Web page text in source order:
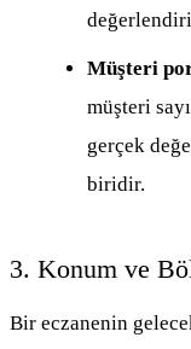
Müşteri
müşteri
gerçek
biridir.
3. Konum ve
Bir eczanenin